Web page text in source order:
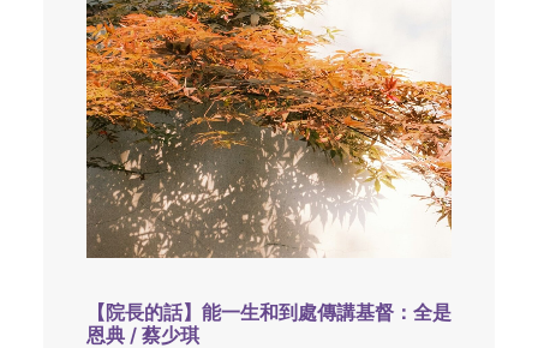
【院長的話】能一生和到處傳講基督：全是
恩典 / 蔡少琪